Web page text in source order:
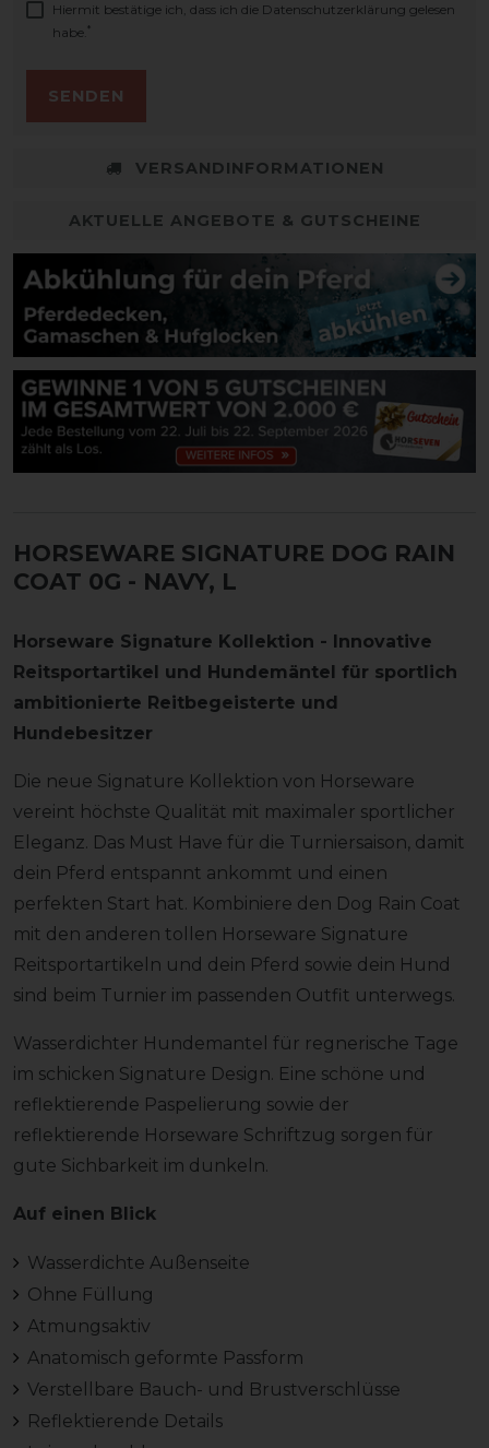
Hiermit bestätige ich, dass ich die Daten­schutz­erklärung gelesen
habe. *
SENDEN
VERSANDINFORMATIONEN
AKTUELLE ANGEBOTE & GUTSCHEINE
HORSEWARE SIGNATURE DOG RAIN
COAT 0G - NAVY, L
Horseware Signature Kollektion - Innovative
Reitsportartikel und Hundemäntel für sportlich
ambitionierte Reitbegeisterte und
Hundebesitzer
Die neue Signature Kollektion von Horseware
vereint höchste Qualität mit maximaler sportlicher
Eleganz. Das Must Have für die Turniersaison, damit
dein Pferd entspannt ankommt und einen
perfekten Start hat. Kombiniere den Dog Rain Coat
mit den anderen tollen Horseware Signature
Reitsportartikeln und dein Pferd sowie dein Hund
sind beim Turnier im passenden Outfit unterwegs.
Wasserdichter Hundemantel für regnerische Tage
im schicken Signature Design. Eine schöne und
reflektierende Paspelierung sowie der
reflektierende Horseware Schriftzug sorgen für
gute Sichbarkeit im dunkeln.
Auf einen Blick
Wasserdichte Außenseite
Ohne Füllung
Atmungsaktiv
Anatomisch geformte Passform
Verstellbare Bauch- und Brustverschlüsse
Reflektierende Details